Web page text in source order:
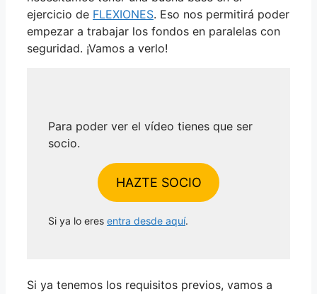
ejercicio de FLEXIONES. Eso nos permitirá poder
empezar a trabajar los fondos en paralelas con
seguridad. ¡Vamos a verlo!
Para poder ver el vídeo tienes que ser
socio.
HAZTE SOCIO
Si ya lo eres entra desde aquí.
Si ya tenemos los requisitos previos, vamos a